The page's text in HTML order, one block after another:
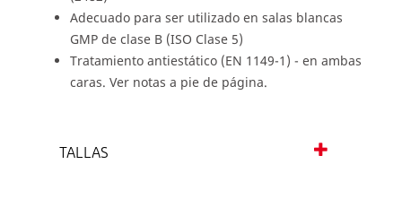
Adecuado para ser utilizado en salas blancas
GMP de clase B (ISO Clase 5)
Tratamiento antiestático (EN 1149-1) - en ambas
caras. Ver notas a pie de página.
TALLAS